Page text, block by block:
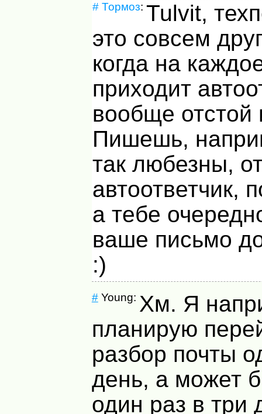
# Тормоз:Tulvit,
это совсем
когда на
приходит
вообще отстой
Пишешь,
так любезны,
автоответчик,
а тебе
ваше письмо
:)
#Young: Хм. Я
планирую
разбор почты
день, а может
один раз в три